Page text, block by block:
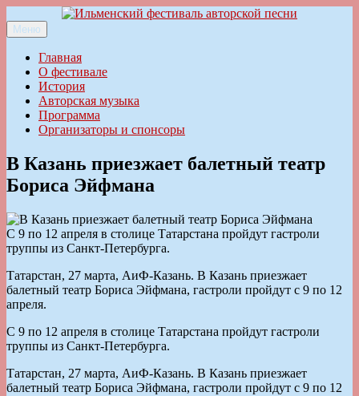
к
содержимому
Ильменский фестиваль авторской песни
Меню
Главная
О фестивале
История
Авторская музыка
Программа
Организаторы и спонсоры
В Казань приезжает балетный театр
Бориса Эйфмана
С 9 по 12 апреля в столице Татарстана пройдут гастроли
труппы из Санкт-Петербурга.
Татарстан, 27 марта, АиФ-Казань. В Казань приезжает
балетный театр Бориса Эйфмана, гастроли пройдут с 9 по 12
апреля.
С 9 по 12 апреля в столице Татарстана пройдут гастроли
труппы из Санкт-Петербурга.
Татарстан, 27 марта, АиФ-Казань. В Казань приезжает
балетный театр Бориса Эйфмана, гастроли пройдут с 9 по 12